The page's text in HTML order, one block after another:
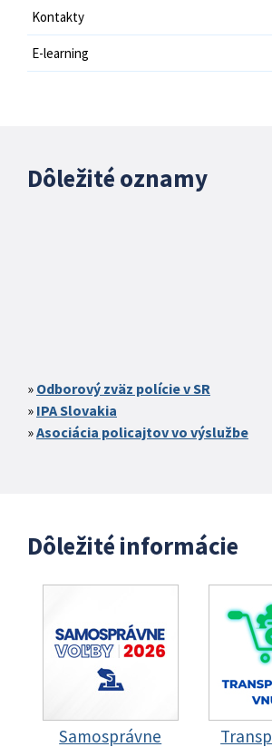
Kontakty
E-learning
Dôležité oznamy
Odborový zväz polície v SR
IPA Slovakia
Asociácia policajtov vo výslužbe
Dôležité informácie
Samosprávne